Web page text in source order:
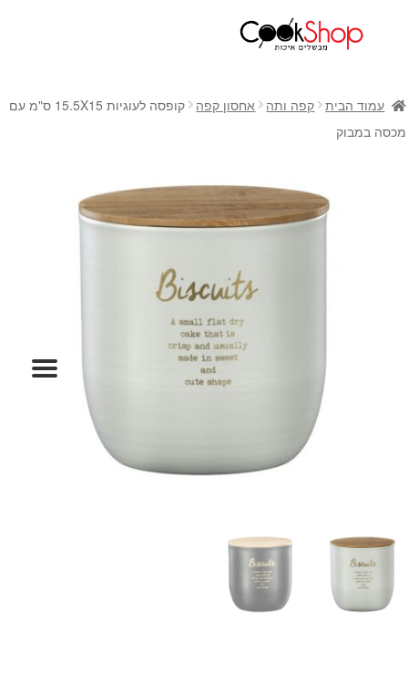
חנות
כלי בישול
כלי הגשה ואירוח
מוצרי חשמל למטבח
גיפט קארד
המותגים שלנו
מתנות לחנוכת בית
מאמרים
עגלת קניות
תשלום
עמוד הבית קפה ותה אחסון קפה
קופסה לעוגיות 15.5X15 ס"מ עם
מכסה במבוק